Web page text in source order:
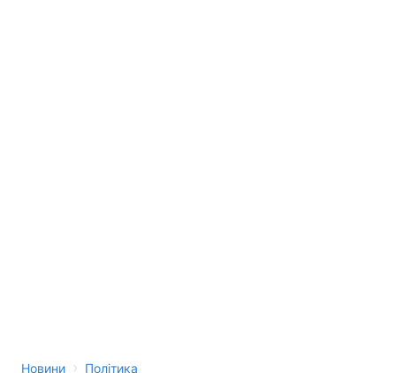
Новини › Політика